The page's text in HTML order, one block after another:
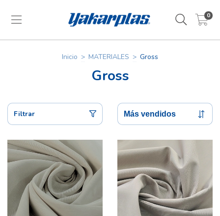
0
Inicio > MATERIALES > Gross
Gross
Filtrar